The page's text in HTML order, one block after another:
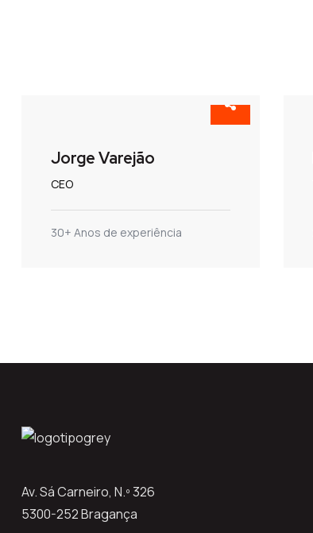
Jorge Varejão
CEO
30+ Anos de experiência
Av. Sá Carneiro, N.º 326
5300-252 Bragança